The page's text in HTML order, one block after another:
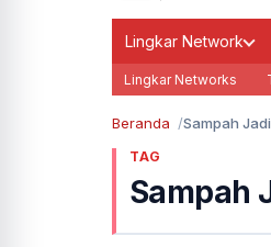
Lingkar Network
Lingkar Networks
Beranda Sampah
TAG
Sampah